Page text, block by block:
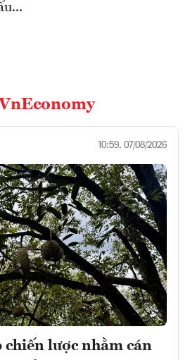
VnEconomy
10:59, 07/08/2026
chiến lược nhằm cán